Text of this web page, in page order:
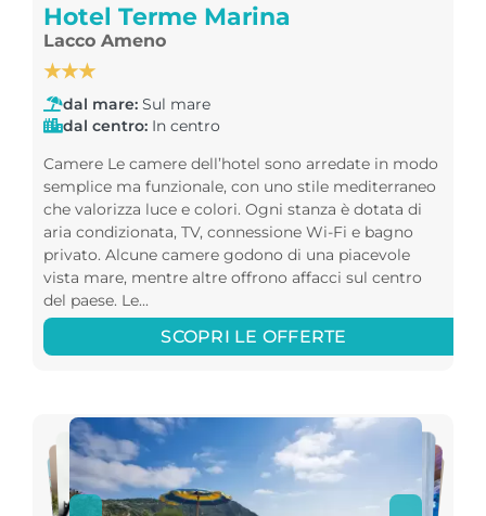
Hotel Terme Marina
Lacco Ameno
★★★
dal mare: Sul mare
dal centro: In centro
Camere Le camere dell’hotel sono arredate in modo
semplice ma funzionale, con uno stile mediterraneo
che valorizza luce e colori. Ogni stanza è dotata di
aria condizionata, TV, connessione Wi-Fi e bagno
privato. Alcune camere godono di una piacevole
vista mare, mentre altre offrono affacci sul centro
del paese. Le...
SCOPRI LE OFFERTE